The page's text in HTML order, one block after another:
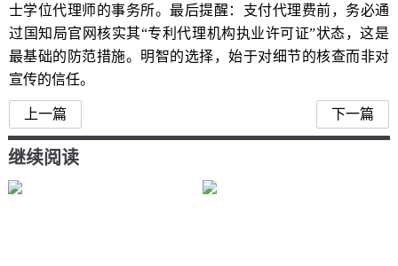
士学位代理师的事务所。最后提醒：支付代理费前，务必通
过国知局官网核实其“专利代理机构执业许可证”状态，这是
最基础的防范措施。明智的选择，始于对细节的核查而非对
宣传的信任。
上一篇 下一篇
继续阅读